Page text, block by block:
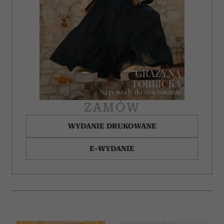
społecznościowym, reklamowym i analitycznym.
Partnerzy mogą połączyć te informacje z innymi danymi
otrzymanymi od Ciebie lub uzyskanymi podczas
korzystania z ich usług.
ZAMÓW
WYDANIE DRUKOWANE
E-WYDANIE